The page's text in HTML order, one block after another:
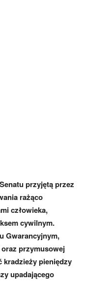
przyjętą przez
rażąco
człowieka,
cywilnym.
Gwarancyjnym,
przymusowej
pieniędzy
upadającego